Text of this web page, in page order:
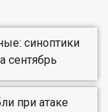
синоптики
сентябрь
при атаке